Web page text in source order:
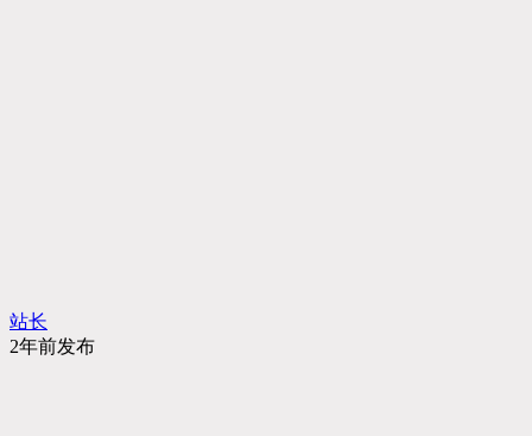
站长
2年前发布